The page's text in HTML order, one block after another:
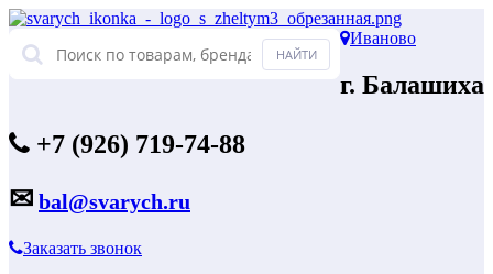
Иваново
г. Балашиха
+7 (926) 719-74-88
✉ bal@svarych.ru
Заказать звонок